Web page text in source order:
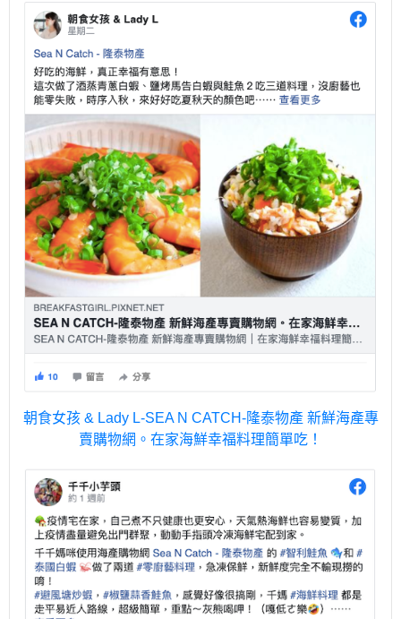
朝食女孩 & Lady L-SEA N CATCH-隆泰物產 新鮮海產專
賣購物網。在家海鮮幸福料理簡單吃！